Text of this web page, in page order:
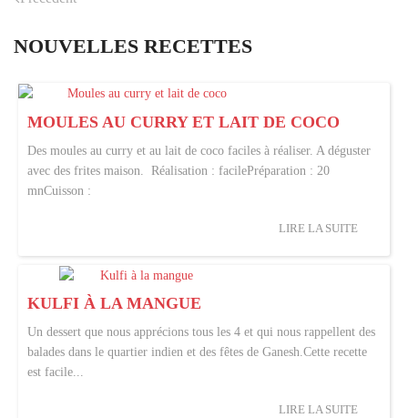
NOUVELLES RECETTES
MOULES AU CURRY ET LAIT DE COCO
Des moules au curry et au lait de coco faciles à réaliser. A déguster
avec des frites maison. Réalisation : facilePréparation : 20
mnCuisson :
LIRE LA SUITE
KULFI À LA MANGUE
Un dessert que nous apprécions tous les 4 et qui nous rappellent des
balades dans le quartier indien et des fêtes de Ganesh.Cette recette
est facile...
LIRE LA SUITE